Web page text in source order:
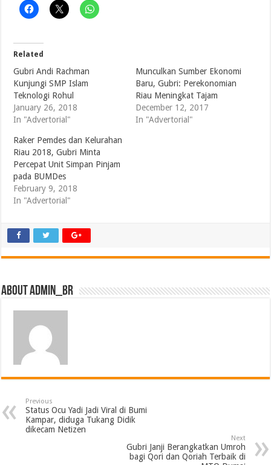
Related
Gubri Andi Rachman
Kunjungi SMP Islam
Teknologi Rohul
January 26, 2018
In "Advertorial"
Munculkan Sumber Ekonomi
Baru, Gubri: Perekonomian
Riau Meningkat Tajam
December 12, 2017
In "Advertorial"
Raker Pemdes dan Kelurahan
Riau 2018, Gubri Minta
Percepat Unit Simpan Pinjam
pada BUMDes
February 9, 2018
In "Advertorial"
About admin_br
Previous
Status Ocu Yadi Jadi Viral di Bumi
Kampar, diduga Tukang Didik
dikecam Netizen
Next
Gubri Janji Berangkatkan Umroh
bagi Qori dan Qoriah Terbaik di